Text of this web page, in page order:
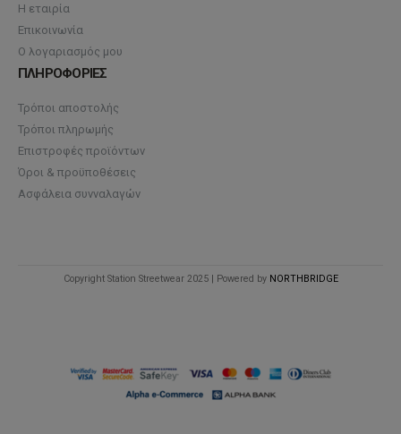
Η εταιρία
Επικοινωνία
Ο λογαριασμός μου
ΠΛΗΡΟΦΟΡΙΕΣ
Τρόποι αποστολής
Τρόποι πληρωμής
Επιστροφές προϊόντων
Όροι & προϋποθέσεις
Ασφάλεια συνναλαγών
Copyright Station Streetwear 2025 | Powered by NORTHBRIDGE